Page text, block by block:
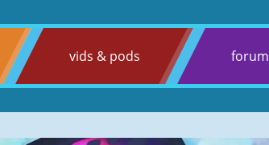
vids & pods forum